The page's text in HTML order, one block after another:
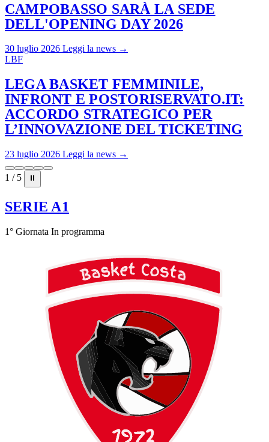
CAMPOBASSO SARÀ LA SEDE
DELL'OPENING DAY 2026
30 luglio 2026 Leggi la news →
LBF
LEGA BASKET FEMMINILE,
INFRONT E POSTORISERVATO.IT:
ACCORDO STRATEGICO PER
L’INNOVAZIONE DEL TICKETING
23 luglio 2026 Leggi la news →
1 / 5 ⏸
SERIE A1
1° Giornata In programma